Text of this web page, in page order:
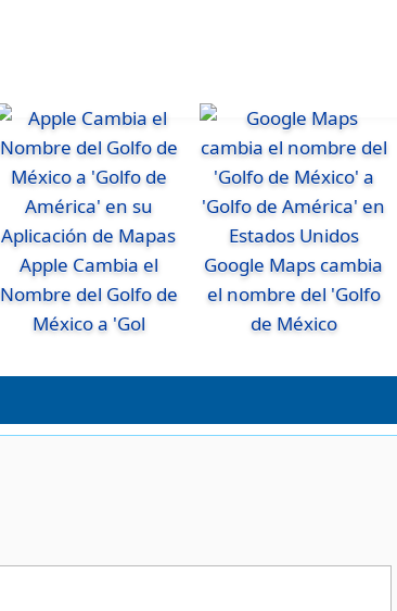
Apple Cambia el
Nombre del Golfo de
México a 'Gol
Google Maps cambia
el nombre del 'Golfo
de México